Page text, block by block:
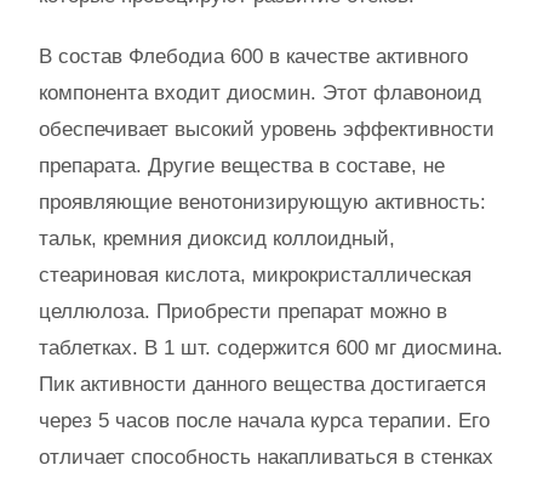
В состав Флебодиа 600 в качестве активного
компонента входит диосмин. Этот флавоноид
обеспечивает высокий уровень эффективности
препарата. Другие вещества в составе, не
проявляющие венотонизирующую активность:
тальк, кремния диоксид коллоидный,
стеариновая кислота, микрокристаллическая
целлюлоза. Приобрести препарат можно в
таблетках. В 1 шт. содержится 600 мг диосмина.
Пик активности данного вещества достигается
через 5 часов после начала курса терапии. Его
отличает способность накапливаться в стенках